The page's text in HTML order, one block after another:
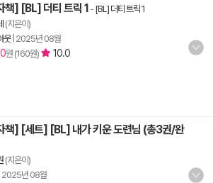
책] [BL] 더티 트릭 1 - [BL] 더티 트릭 1
(지은이)
웃| 2025년 08월
원 (160원) 10.0
책] [세트] [BL] 내가 키운 도련님 (총3권/완
(지은이)
2025년 08월